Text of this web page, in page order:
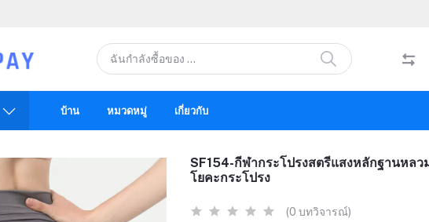
บ้าน หมวดหมู่ เกี่ยวกับ
SF154-กีฬากระโปรงสตรีแสงหลักฐานหลว
โยคะกระโปรง
(0 บทวิจารณ์)